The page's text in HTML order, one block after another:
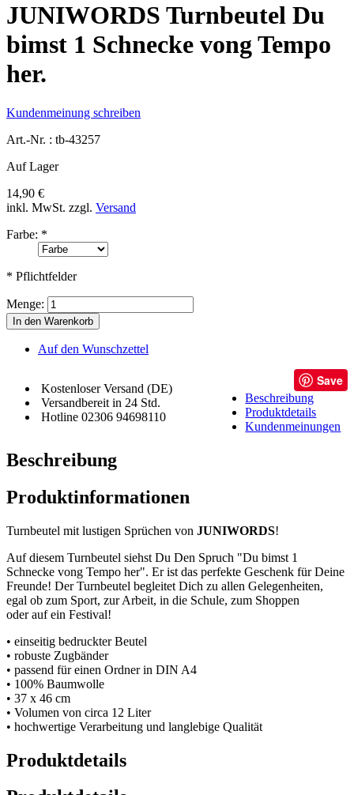
JUNIWORDS Turnbeutel Du
bimst 1 Schnecke vong Tempo
her.
Kundenmeinung schreiben
Art.-Nr. : tb-43257
Auf Lager
14,90 €
inkl. MwSt. zzgl. Versand
Farbe: *
* Pflichtfelder
Menge:
In den Warenkorb
Auf den Wunschzettel
Kostenloser Versand (DE)
Versandbereit in 24 Std.
Hotline 02306 94698110
Save
Beschreibung
Produktdetails
Kundenmeinungen
Beschreibung
Produktinformationen
Turnbeutel mit lustigen Sprüchen von JUNIWORDS!
Auf diesem Turnbeutel siehst Du Den Spruch "Du bimst 1
Schnecke vong Tempo her". Er ist das perfekte Geschenk für Deine
Freunde! Der Turnbeutel begleitet Dich zu allen Gelegenheiten,
egal ob zum Sport, zur Arbeit, in die Schule, zum Shoppen
oder auf ein Festival!
• einseitig bedruckter Beutel
• robuste Zugbänder
• passend für einen Ordner in DIN A4
• 100% Baumwolle
• 37 x 46 cm
• Volumen von circa 12 Liter
• hochwertige Verarbeitung und langlebige Qualität
Produktdetails